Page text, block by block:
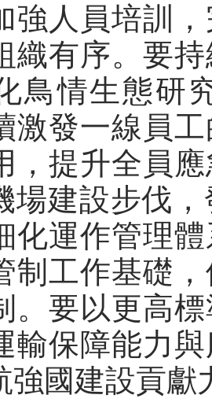
強人員培訓
織有序。要
鳥情生態研
激發一線員
，提升全員
場建設步伐，
化運作管理
制工作基礎
。要以更高
輸保障能力
強國建設貢獻